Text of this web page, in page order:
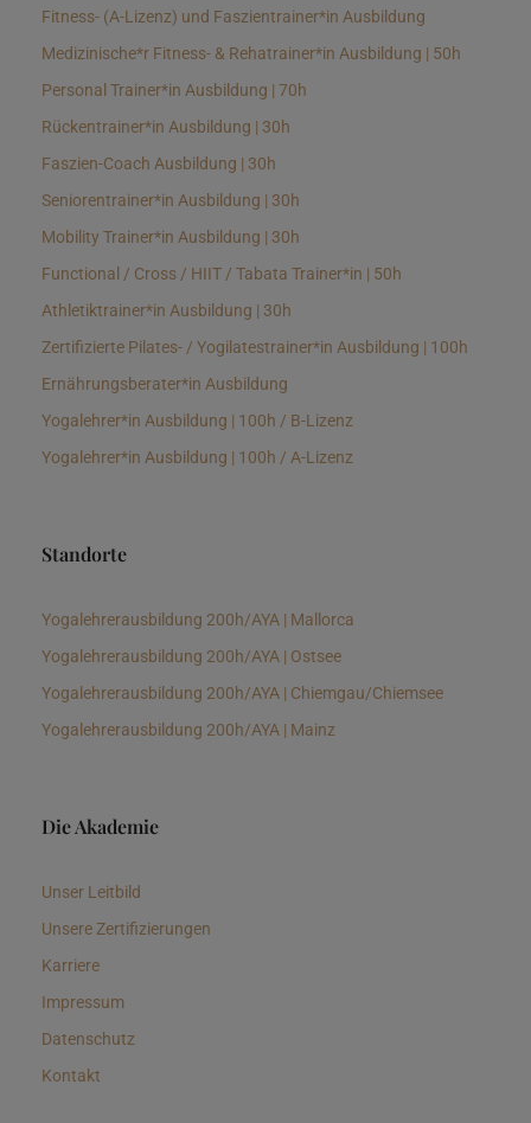
Fitness- (A-Lizenz) und Faszientrainer*in Ausbildung
Medizinische*r Fitness- & Rehatrainer*in Ausbildung | 50h
Personal Trainer*in Ausbildung | 70h
Rückentrainer*in Ausbildung | 30h
Faszien-Coach Ausbildung | 30h
Seniorentrainer*in Ausbildung | 30h
Mobility Trainer*in Ausbildung | 30h
Functional / Cross / HIIT / Tabata Trainer*in | 50h
Athletiktrainer*in Ausbildung | 30h
Zertifizierte Pilates- / Yogilatestrainer*in Ausbildung | 100h
Ernährungsberater*in Ausbildung
Yogalehrer*in Ausbildung | 100h / B-Lizenz
Yogalehrer*in Ausbildung | 100h / A-Lizenz
Standorte
Yogalehrerausbildung 200h/AYA | Mallorca
Yogalehrerausbildung 200h/AYA | Ostsee
Yogalehrerausbildung 200h/AYA | Chiemgau/Chiemsee
Yogalehrerausbildung 200h/AYA | Mainz
Die Akademie
Unser Leitbild
Unsere Zertifizierungen
Karriere
Impressum
Datenschutz
Kontakt